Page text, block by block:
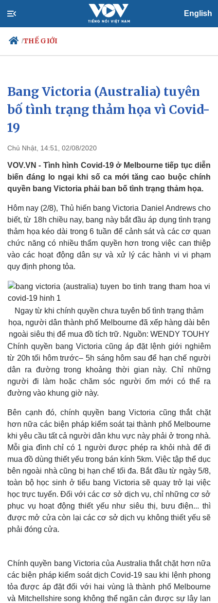
English
/THẾ GIỚI
Chính trị
Đảng
Tổ chức nhân sự
Quốc hội
Nhận diện sự thật
Xã hội
Tin 24h
Dự báo thời tiết
Bang Victoria (Australia) tuyên
bố tình trạng thảm họa vì Covid-
19
Chủ Nhật, 14:51, 02/08/2020
VOV.VN - Tình hình Covid-19 ở Melbourne tiếp tục diễn
biến đáng lo ngại khi số ca mới tăng cao buộc chính
quyền bang Victoria phải ban bố tình trạng thảm họa.
Hôm nay (2/8), Thủ hiến bang Victoria Daniel Andrews cho
biết, từ 18h chiều nay, bang này bắt đầu áp dụng tình trạng
thảm họa kéo dài trong 6 tuần để cảnh sát và các cơ quan
chức năng có nhiều thẩm quyền hơn trong việc can thiệp
vào các hoạt động dân sự và xử lý các hành vi vi phạm
quy định phong tỏa.
Ngay từ khi chính quyền chưa tuyên bố tình trạng thảm
họa, người dân thành phố Melbourne đã xếp hàng dài bên
ngoài siêu thị để mua đồ tích trữ. Nguồn: WENDY TOUHY
Chính quyền bang Victoria cũng áp đặt lệnh giới nghiêm
từ 20h tối hôm trước– 5h sáng hôm sau để hạn chế người
dân ra đường trong khoảng thời gian này. Chỉ những
người đi làm hoặc chăm sóc người ốm mới có thể ra
đường vào khung giờ này.
Bên cạnh đó, chính quyền bang Victoria cũng thắt chặt
hơn nữa các biện pháp kiểm soát tại thành phố Melbourne
khi yêu cầu tất cả người dân khu vực này phải ở trong nhà.
Mỗi gia đình chỉ có 1 người được phép ra khỏi nhà để đi
mua đồ dùng thiết yếu trong bán kính 5km. Việc tập thể dục
bên ngoài nhà cũng bị hạn chế tối đa. Bắt đầu từ ngày 5/8,
toàn bộ học sinh ở tiểu bang Victoria sẽ quay trở lại việc
học trực tuyến. Đối với các cơ sở dịch vụ, chỉ những cơ sở
phục vụ hoạt động thiết yếu như siêu thị, bưu điện... thì
được mở cửa còn lại các cơ sở dịch vụ không thiết yếu sẽ
phải đóng cửa.
Chính quyền bang Victoria của Australia thắt chặt hơn nữa
các biện pháp kiểm soát dịch Covid-19 sau khi lệnh phong
tỏa được áp đặt đối với hai vùng là thành phố Melbourne
và Mitchellshire song không thể ngăn cản được sự lây lan